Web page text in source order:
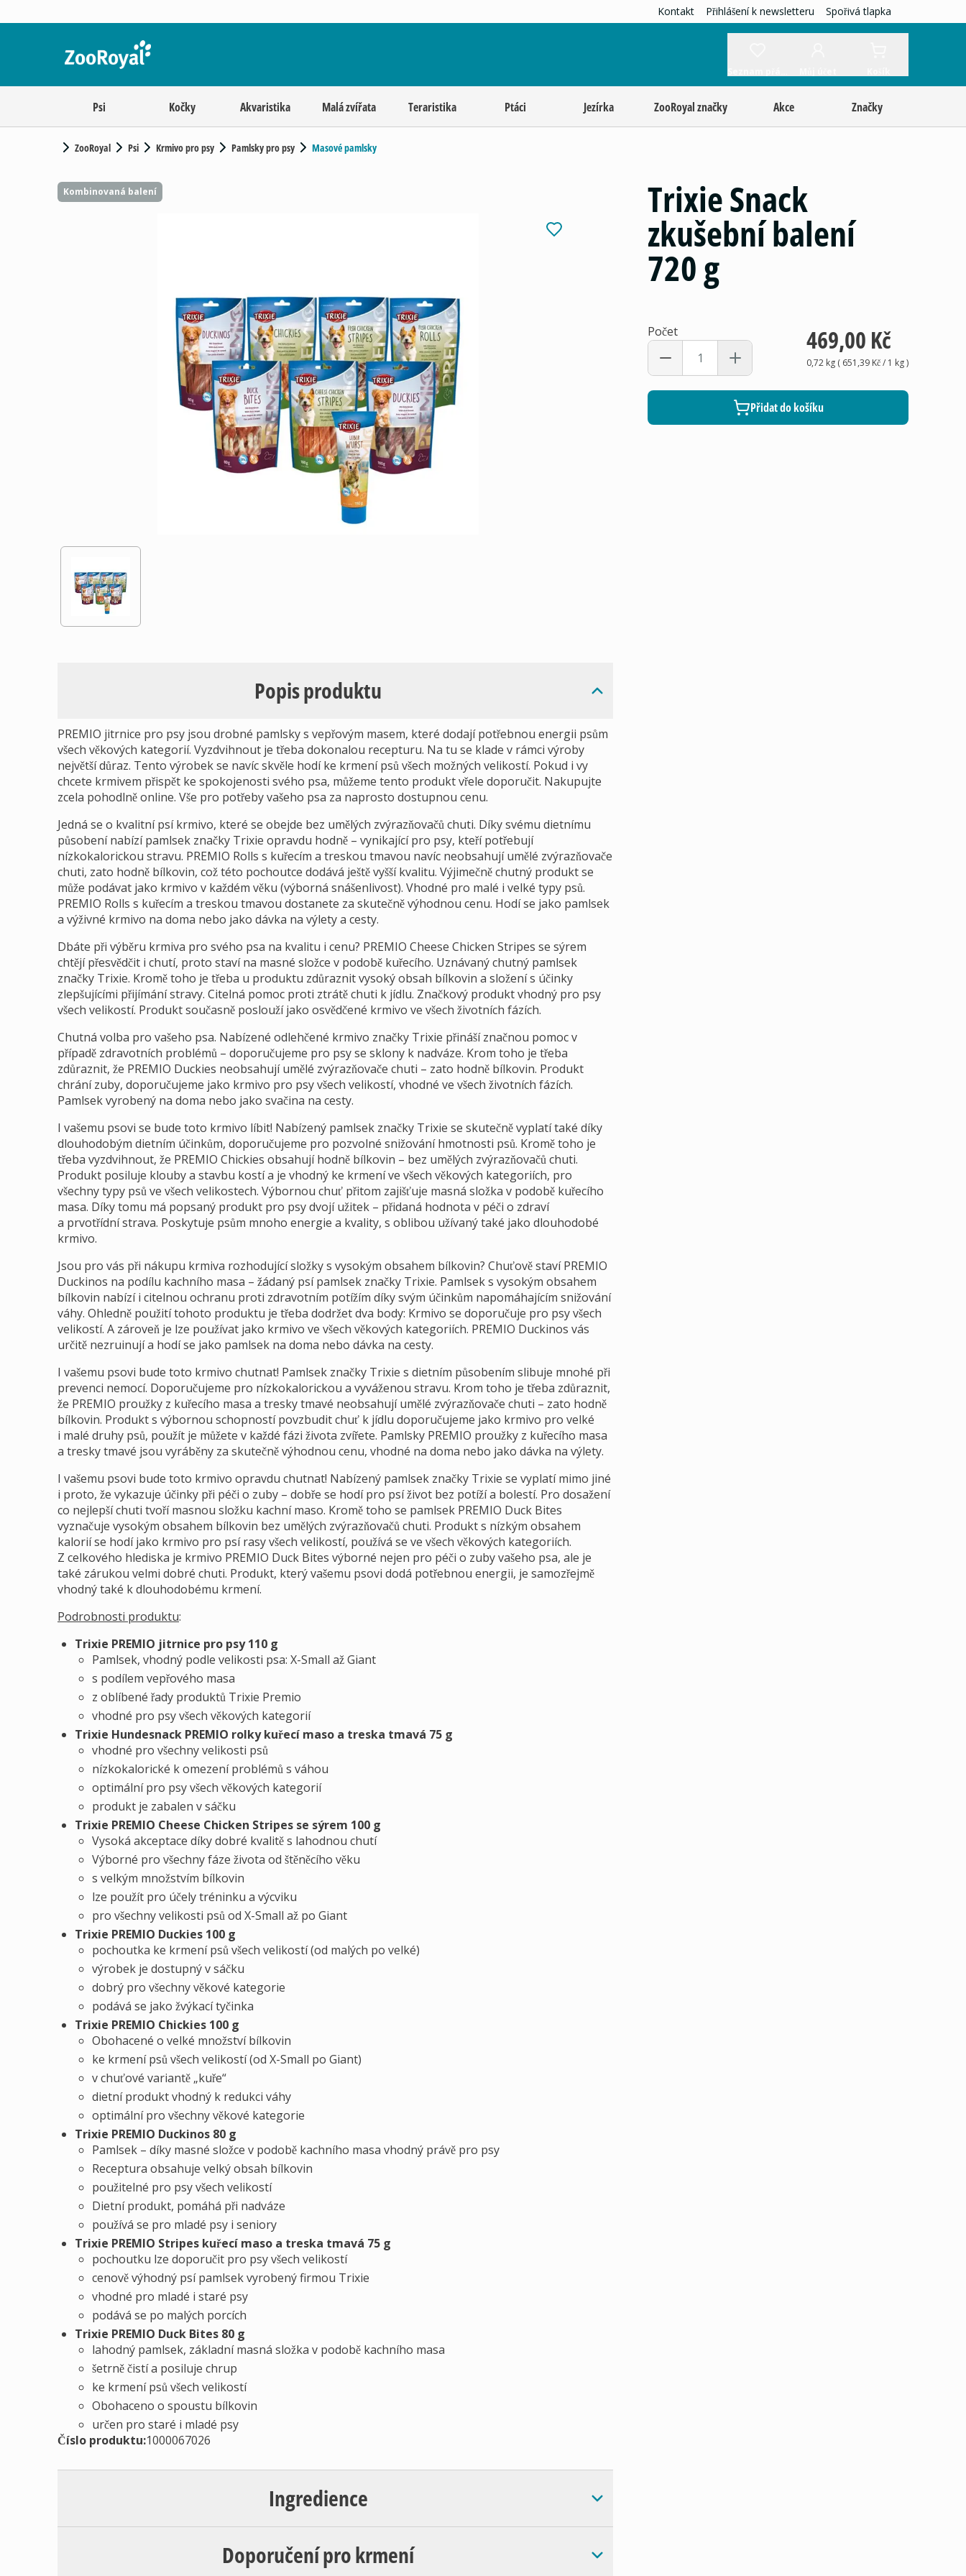
Kontakt Přihlášení k newsletteru Spořivá tlapka
Psi Kočky Akvaristika Malá zvířata Teraristika Ptáci Jezírka ZooRoyal značky Akce Značky
ZooRoyal Psi Krmivo pro psy Pamlsky pro psy Masové pamlsky
Kombinovaná balení
Popis produktu
PREMIO jitrnice pro psy jsou drobné pamlsky s vepřovým masem, které dodají potřebnou energii psům
všech věkových kategorií. Vyzdvihnout je třeba dokonalou recepturu. Na tu se klade v rámci výroby
největší důraz. Tento výrobek se navíc skvěle hodí ke krmení psů všech možných velikostí. Pokud i vy
chcete krmivem přispět ke spokojenosti svého psa, můžeme tento produkt vřele doporučit. Nakupujte
zcela pohodlně online. Vše pro potřeby vašeho psa za naprosto dostupnou cenu.
Jedná se o kvalitní psí krmivo, které se obejde bez umělých zvýrazňovačů chuti. Díky svému dietnímu
působení nabízí pamlsek značky Trixie opravdu hodně – vynikající pro psy, kteří potřebují
nízkokalorickou stravu. PREMIO Rolls s kuřecím a treskou tmavou navíc neobsahují umělé zvýrazňovače
chuti, zato hodně bílkovin, což této pochoutce dodává ještě vyšší kvalitu. Výjimečně chutný produkt se
může podávat jako krmivo v každém věku (výborná snášenlivost). Vhodné pro malé i velké typy psů.
PREMIO Rolls s kuřecím a treskou tmavou dostanete za skutečně výhodnou cenu. Hodí se jako pamlsek
a výživné krmivo na doma nebo jako dávka na výlety a cesty.
Dbáte při výběru krmiva pro svého psa na kvalitu i cenu? PREMIO Cheese Chicken Stripes se sýrem
chtějí přesvědčit i chutí, proto staví na masné složce v podobě kuřecího. Uznávaný chutný pamlsek
značky Trixie. Kromě toho je třeba u produktu zdůraznit vysoký obsah bílkovin a složení s účinky
zlepšujícími přijímání stravy. Citelná pomoc proti ztrátě chuti k jídlu. Značkový produkt vhodný pro psy
všech velikostí. Produkt současně poslouží jako osvědčené krmivo ve všech životních fázích.
Chutná volba pro vašeho psa. Nabízené odlehčené krmivo značky Trixie přináší značnou pomoc v
případě zdravotních problémů – doporučujeme pro psy se sklony k nadváze. Krom toho je třeba
zdůraznit, že PREMIO Duckies neobsahují umělé zvýrazňovače chuti – zato hodně bílkovin. Produkt
chrání zuby, doporučujeme jako krmivo pro psy všech velikostí, vhodné ve všech životních fázích.
Pamlsek vyrobený na doma nebo jako svačina na cesty.
I vašemu psovi se bude toto krmivo líbit! Nabízený pamlsek značky Trixie se skutečně vyplatí také díky
dlouhodobým dietním účinkům, doporučujeme pro pozvolné snižování hmotnosti psů. Kromě toho je
třeba vyzdvihnout, že PREMIO Chickies obsahují hodně bílkovin – bez umělých zvýrazňovačů chuti.
Produkt posiluje klouby a stavbu kostí a je vhodný ke krmení ve všech věkových kategoriích, pro
všechny typy psů ve všech velikostech. Výbornou chuť přitom zajišťuje masná složka v podobě kuřecího
masa. Díky tomu má popsaný produkt pro psy dvojí užitek – přidaná hodnota v péči o zdraví
a prvotřídní strava. Poskytuje psům mnoho energie a kvality, s oblibou užívaný také jako dlouhodobé
krmivo.
Jsou pro vás při nákupu krmiva rozhodující složky s vysokým obsahem bílkovin? Chuťově staví PREMIO
Duckinos na podílu kachního masa – žádaný psí pamlsek značky Trixie. Pamlsek s vysokým obsahem
bílkovin nabízí i citelnou ochranu proti zdravotním potížím díky svým účinkům napomáhajícím snižování
váhy. Ohledně použití tohoto produktu je třeba dodržet dva body: Krmivo se doporučuje pro psy všech
velikostí. A zároveň je lze používat jako krmivo ve všech věkových kategoriích. PREMIO Duckinos vás
určitě nezruinují a hodí se jako pamlsek na doma nebo dávka na cesty.
I vašemu psovi bude toto krmivo chutnat! Pamlsek značky Trixie s dietním působením slibuje mnohé při
prevenci nemocí. Doporučujeme pro nízkokalorickou a vyváženou stravu. Krom toho je třeba zdůraznit,
že PREMIO proužky z kuřecího masa a tresky tmavé neobsahují umělé zvýrazňovače chuti – zato hodně
bílkovin. Produkt s výbornou schopností povzbudit chuť k jídlu doporučujeme jako krmivo pro velké
i malé druhy psů, použít je můžete v každé fázi života zvířete. Pamlsky PREMIO proužky z kuřecího masa
a tresky tmavé jsou vyráběny za skutečně výhodnou cenu, vhodné na doma nebo jako dávka na výlety.
I vašemu psovi bude toto krmivo opravdu chutnat! Nabízený pamlsek značky Trixie se vyplatí mimo jiné
i proto, že vykazuje účinky při péči o zuby – dobře se hodí pro psí život bez potíží a bolestí. Pro dosažení
co nejlepší chuti tvoří masnou složku kachní maso. Kromě toho se pamlsek PREMIO Duck Bites
vyznačuje vysokým obsahem bílkovin bez umělých zvýrazňovačů chuti. Produkt s nízkým obsahem
kalorií se hodí jako krmivo pro psí rasy všech velikostí, používá se ve všech věkových kategoriích.
Z celkového hlediska je krmivo PREMIO Duck Bites výborné nejen pro péči o zuby vašeho psa, ale je
také zárukou velmi dobré chuti. Produkt, který vašemu psovi dodá potřebnou energii, je samozřejmě
vhodný také k dlouhodobému krmení.
Podrobnosti produktu:
Trixie PREMIO jitrnice pro psy 110 g
Pamlsek, vhodný podle velikosti psa: X-Small až Giant
s podílem vepřového masa
z oblíbené řady produktů Trixie Premio
vhodné pro psy všech věkových kategorií
Trixie Hundesnack PREMIO rolky kuřecí maso a treska tmavá 75 g
vhodné pro všechny velikosti psů
nízkokalorické k omezení problémů s váhou
optimální pro psy všech věkových kategorií
produkt je zabalen v sáčku
Trixie PREMIO Cheese Chicken Stripes se sýrem 100 g
Vysoká akceptace díky dobré kvalitě s lahodnou chutí
Výborné pro všechny fáze života od štěněcího věku
s velkým množstvím bílkovin
lze použít pro účely tréninku a výcviku
pro všechny velikosti psů od X-Small až po Giant
Trixie PREMIO Duckies 100 g
pochoutka ke krmení psů všech velikostí (od malých po velké)
výrobek je dostupný v sáčku
dobrý pro všechny věkové kategorie
podává se jako žvýkací tyčinka
Trixie PREMIO Chickies 100 g
Obohacené o velké množství bílkovin
ke krmení psů všech velikostí (od X-Small po Giant)
v chuťové variantě „kuře“
dietní produkt vhodný k redukci váhy
optimální pro všechny věkové kategorie
Trixie PREMIO Duckinos 80 g
Pamlsek – díky masné složce v podobě kachního masa vhodný právě pro psy
Receptura obsahuje velký obsah bílkovin
použitelné pro psy všech velikostí
Dietní produkt, pomáhá při nadváze
používá se pro mladé psy i seniory
Trixie PREMIO Stripes kuřecí maso a treska tmavá 75 g
pochoutku lze doporučit pro psy všech velikostí
cenově výhodný psí pamlsek vyrobený firmou Trixie
vhodné pro mladé i staré psy
podává se po malých porcích
Trixie PREMIO Duck Bites 80 g
lahodný pamlsek, základní masná složka v podobě kachního masa
šetrně čistí a posiluje chrup
ke krmení psů všech velikostí
Obohaceno o spoustu bílkovin
určen pro staré i mladé psy
Číslo produktu:1000067026
Ingredience
Doporučení pro krmení
Trixie Snack
zkušební balení
720 g
Počet 469,00 Kč
0,72 kg( 651,39 Kč/ 1 kg)
Přidat do košíku